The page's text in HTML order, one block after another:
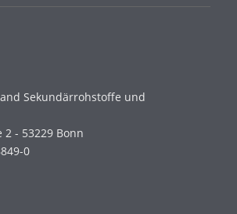
Sekundärrohstoffe und
2 - 53229 Bonn
0